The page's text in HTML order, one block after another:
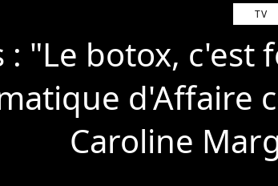
TV
: "Le botox, c'est
d'Affaire
Caroline